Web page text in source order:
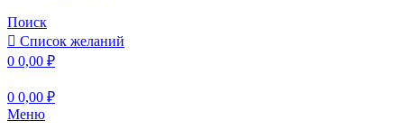
Поиск
Список желаний
0 0,00 ₽
0 0,00 ₽
Меню